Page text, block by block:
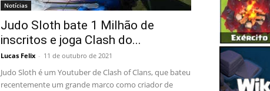
Notícias
Judo Sloth bate 1 Milhão de
inscritos e joga Clash do...
Lucas Felix - 11 de outubro de 2021
Judo Sloth é um Youtuber de Clash of Clans, que bateu
recentemente um grande marco como criador de